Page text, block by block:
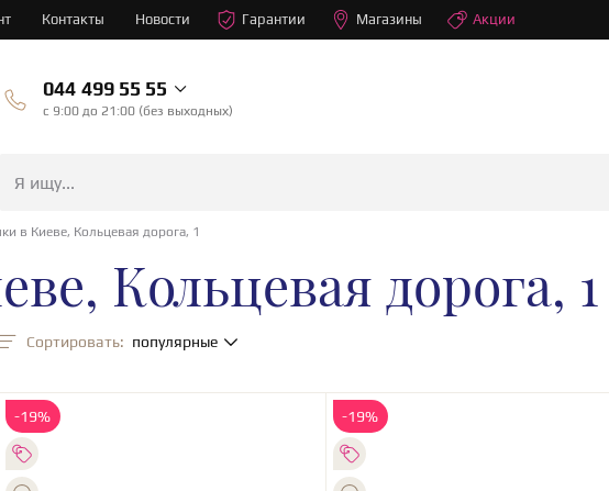
Контакты Новости Гарантии Магазины Акции
044 499 55 55
c 9:00 до 21:00 (без выходных)
в Киеве, Кольцевая дорога, 1
Кольцевая дорога, 1
Сортировать: популярные
-19% -19%